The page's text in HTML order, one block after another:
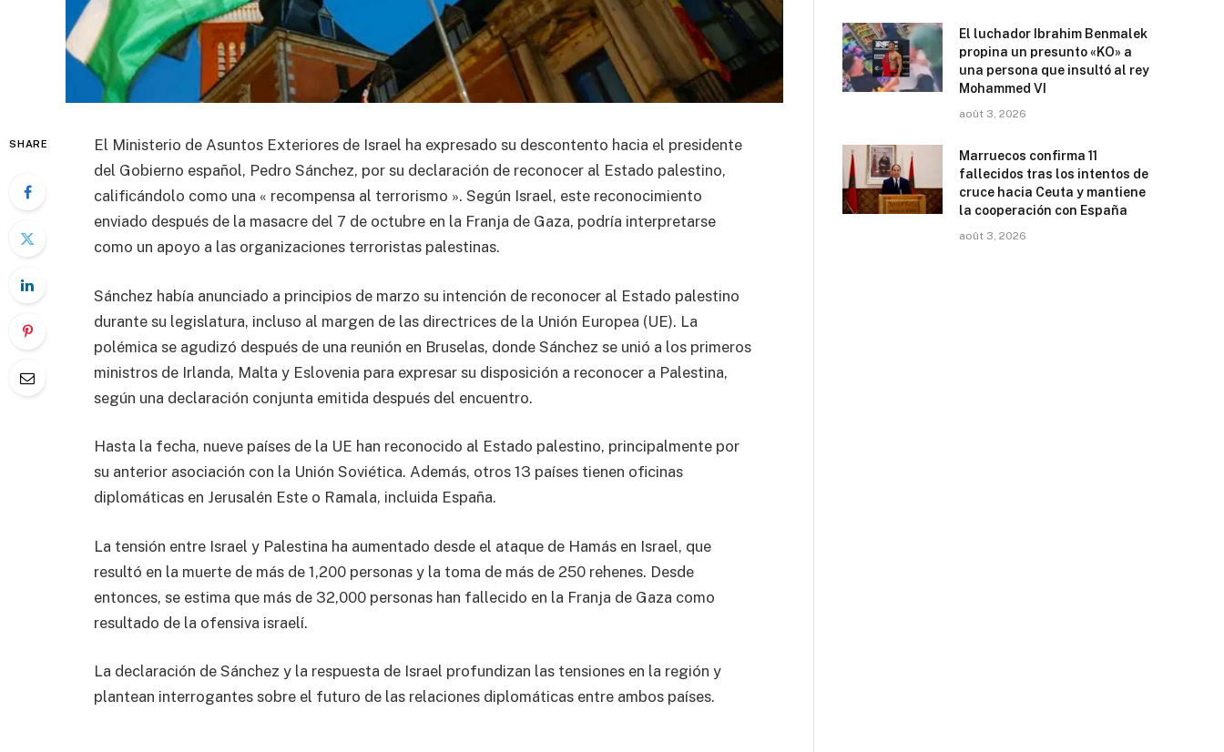
SHARE
El Ministerio de Asuntos Exteriores de Israel ha expresado su descontento hacia el presidente
del Gobierno español, Pedro Sánchez, por su declaración de reconocer al Estado palestino,
calificándolo como una « recompensa al terrorismo ». Según Israel, este reconocimiento
enviado después de la masacre del 7 de octubre en la Franja de Gaza, podría interpretarse
como un apoyo a las organizaciones terroristas palestinas.
Sánchez había anunciado a principios de marzo su intención de reconocer al Estado palestino
durante su legislatura, incluso al margen de las directrices de la Unión Europea (UE). La
polémica se agudizó después de una reunión en Bruselas, donde Sánchez se unió a los primeros
ministros de Irlanda, Malta y Eslovenia para expresar su disposición a reconocer a Palestina,
según una declaración conjunta emitida después del encuentro.
Hasta la fecha, nueve países de la UE han reconocido al Estado palestino, principalmente por
su anterior asociación con la Unión Soviética. Además, otros 13 países tienen oficinas
diplomáticas en Jerusalén Este o Ramala, incluida España.
La tensión entre Israel y Palestina ha aumentado desde el ataque de Hamás en Israel, que
resultó en la muerte de más de 1,200 personas y la toma de más de 250 rehenes. Desde
entonces, se estima que más de 32,000 personas han fallecido en la Franja de Gaza como
resultado de la ofensiva israelí.
La declaración de Sánchez y la respuesta de Israel profundizan las tensiones en la región y
plantean interrogantes sobre el futuro de las relaciones diplomáticas entre ambos países.
El luchador Ibrahim Benmalek
propina un presunto «KO» a
una persona que insultó al rey
Mohammed VI
août 3, 2026
Marruecos confirma 11
fallecidos tras los intentos de
cruce hacia Ceuta y mantiene
la cooperación con España
août 3, 2026